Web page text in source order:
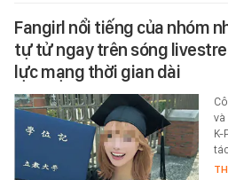
Fangirl nổi tiếng của nhóm
tự tử ngay trên sóng
lực mạng thời gian dài
và
K-